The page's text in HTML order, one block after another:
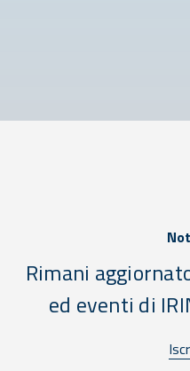
Rimani
ed eventi di